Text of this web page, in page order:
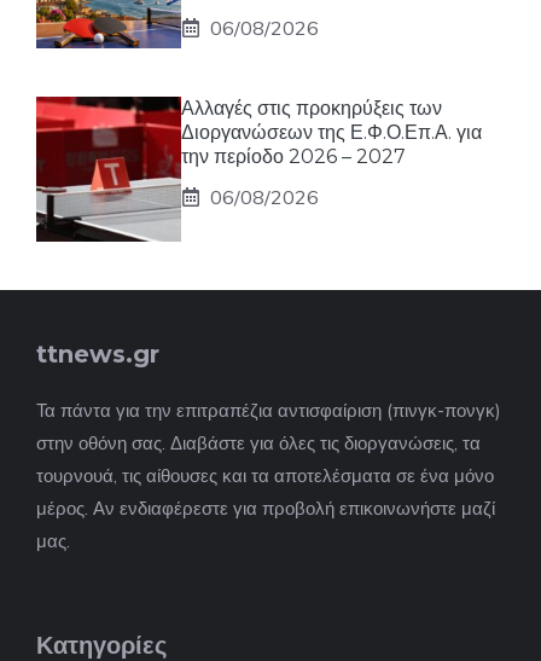
06/08/2026
Αλλαγές στις προκηρύξεις των
Διοργανώσεων της Ε.Φ.Ο.Επ.Α. για
την περίοδο 2026 – 2027
06/08/2026
ttnews.gr
Τα πάντα για την επιτραπέζια αντισφαίριση (πινγκ-πονγκ)
στην οθόνη σας. Διαβάστε για όλες τις διοργανώσεις, τα
τουρνουά, τις αίθουσες και τα αποτελέσματα σε ένα μόνο
μέρος. Αν ενδιαφέρεστε για προβολή επικοινωνήστε μαζί
μας.
Κατηγορίες